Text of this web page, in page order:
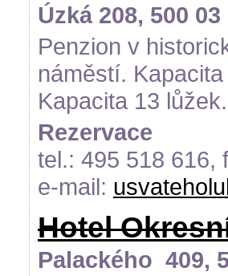
Úzká 208, 500
Penzion v
náměstí.
Kapacita 13 lůžek.
Rezervace
tel.: 495 518 616,
e-mail:
Hotel
Palackého 409,